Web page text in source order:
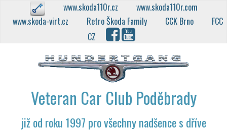
www.skoda110r.cz
www.skoda110r.com
www.skoda-virt.cz
Retro Škoda Family CCK Brno
FCC
CZ
Veteran Car Club Poděbrady
již od roku 1997 pro všechny nadšence s dříve